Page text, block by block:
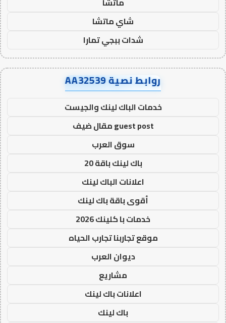
شاي ماتشا
شدات ببجي تمارا
روابط نصية AA32539
خدمات الباك لينك والجيست
guest post مقال ضيف
سوق العرب
باك لينك باقة 20
اعلانات الباك لينك
أقوى باقة باك لينك
خدمات با كلينك 2026
موقع تجاربنا تجارب الحياه
ديوان العرب
مشاريع
اعلانات باك لينك
باك لينك